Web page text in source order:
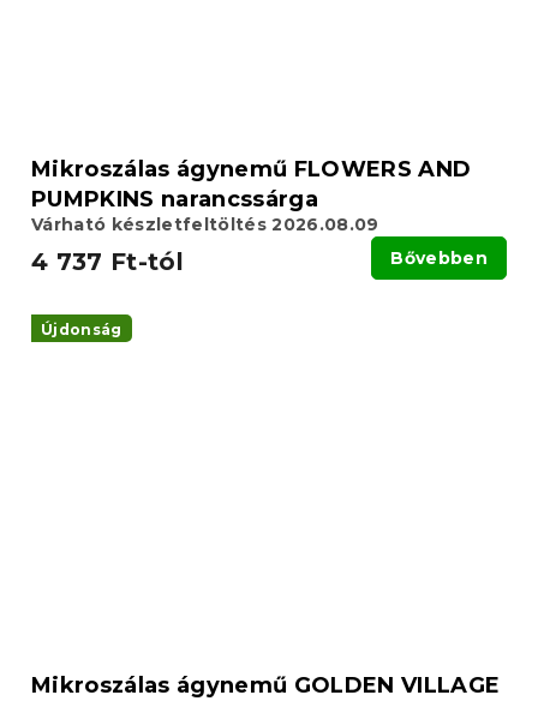
Mikroszálas ágynemű FLOWERS AND
PUMPKINS narancssárga
Várható készletfeltöltés 2026.08.09
4 737 Ft-tól Bővebben
Újdonság
Mikroszálas ágynemű GOLDEN VILLAGE